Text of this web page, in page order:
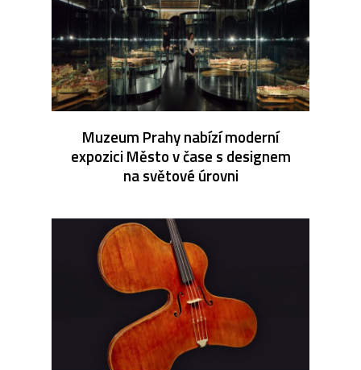
Muzeum Prahy nabízí moderní
expozici Město v čase s designem
na světové úrovni